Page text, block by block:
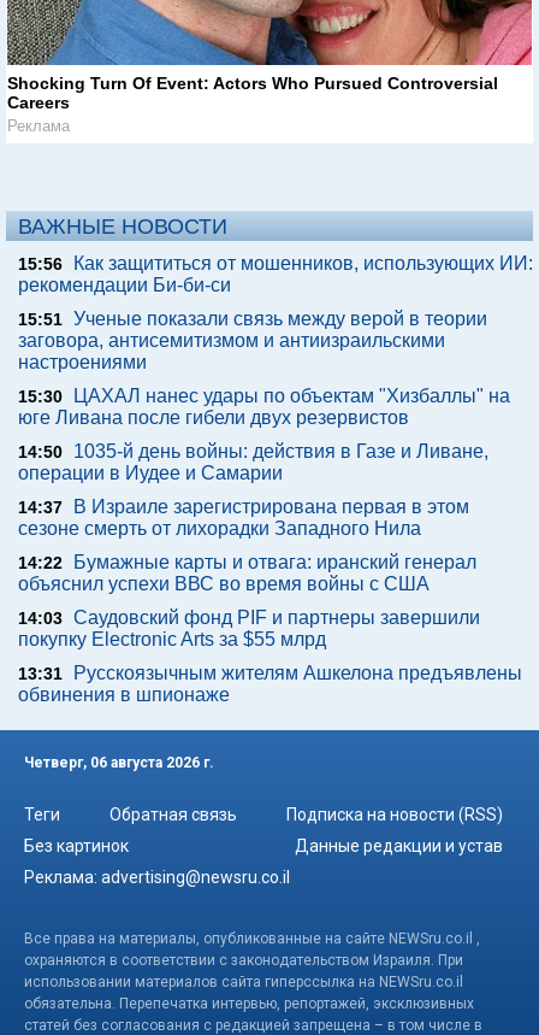
Shocking Turn Of Event: Actors Who Pursued Controversial
Careers
Реклама
ВАЖНЫЕ НОВОСТИ
15:56
Как защититься от мошенников, использующих ИИ:
рекомендации Би-би-си
15:51 Ученые показали связь между верой в теории
заговора, антисемитизмом и антиизраильскими
настроениями
15:30
ЦАХАЛ нанес удары по объектам "Хизбаллы" на
юге Ливана после гибели двух резервистов
14:50
1035-й день войны: действия в Газе и Ливане,
операции в Иудее и Самарии
14:37
В Израиле зарегистрирована первая в этом
сезоне смерть от лихорадки Западного Нила
14:22
Бумажные карты и отвага: иранский генерал
объяснил успехи ВВС во время войны с США
14:03 Саудовский фонд PIF и партнеры завершили
покупку Electronic Arts за $55 млрд
13:31
Русскоязычным жителям Ашкелона предъявлены
обвинения в шпионаже
Четверг, 06 августа 2026 г.
Теги Обратная связь
Подписка на новости (RSS)
Без картинок
Данные редакции и устав
Реклама: advertising@newsru.co.il
Все права на материалы, опубликованные на сайте NEWSru.co.il ,
охраняются в соответствии с законодательством Израиля. При
использовании материалов сайта гиперссылка на NEWSru.co.il
обязательна. Перепечатка интервью, репортажей, эксклюзивных
статей без согласования с редакцией запрещена – в том числе в